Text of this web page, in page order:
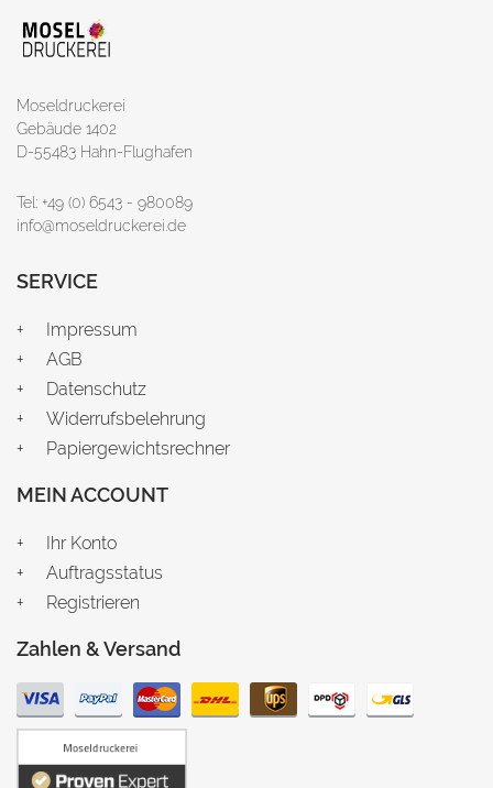
Moseldruckerei
Gebäude 1402
D-55483 Hahn-Flughafen
Tel: +49 (0) 6543 - 980089
info@moseldruckerei.de
SERVICE
Impressum
AGB
Datenschutz
Widerrufsbelehrung
Papiergewichtsrechner
MEIN ACCOUNT
Ihr Konto
Auftragsstatus
Registrieren
Zahlen & Versand